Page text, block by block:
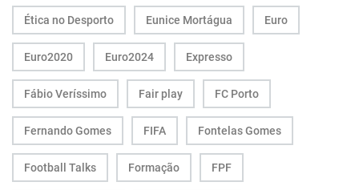
Ética no Desporto Eunice Mortágua Euro
Euro2020 Euro2024 Expresso
Fábio Veríssimo Fair play FC Porto
Fernando Gomes FIFA Fontelas Gomes
Football Talks Formação FPF